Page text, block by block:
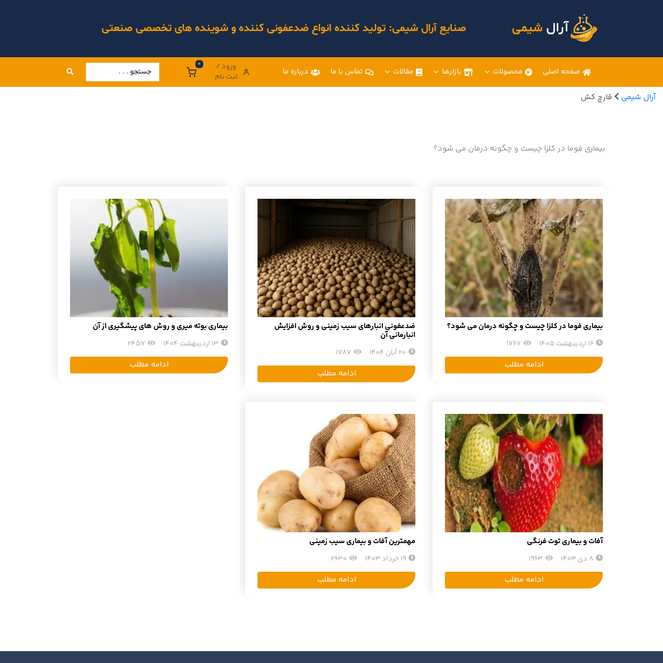
صنایع آرال شیمی: تولید کننده انواع ضدعفونی کننده و شوینده های تخصصی صنعتی
صفحه اصلی محصولات بازارها مقالات تماس با ما درباره ما
ورود /
ثبت نام
0
آرال شیمی قارچ کش
بیماری فوما در کلزا چیست و چگونه درمان می شود؟
بیماری فوما در کلزا چیست و چگونه درمان می شود؟
16 اردیبهشت 1405 1767
ادامه مطلب
ضدعفونی انبارهای سیب زمینی و روش افزایش
انبارمانی آن
20 آبان 1404 1787
ادامه مطلب
بیماری بوته میری و روش های پیشگیری از آن
13 اردیبهشت 1404 2457
ادامه مطلب
آفات و بیماری توت فرنگی
8 دی 1403 1963
ادامه مطلب
مهمترین آفات و بیماری سیب زمینی
19 خرداد 1403 2630
ادامه مطلب